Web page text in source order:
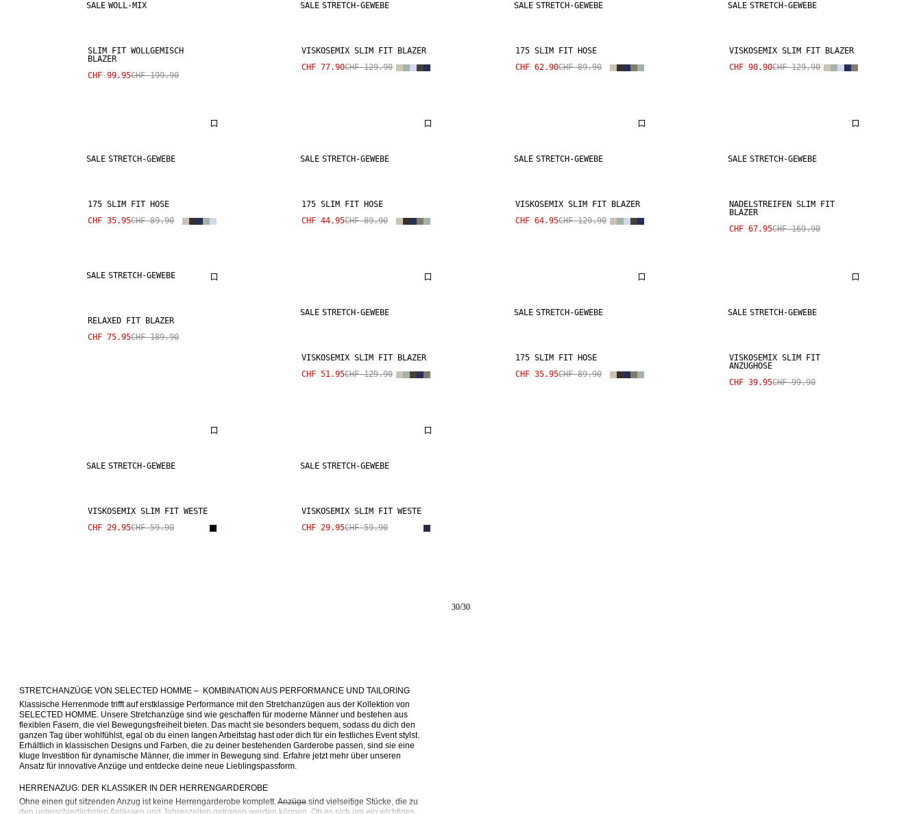
SALE WOLL-MIX
SLIM FIT WOLLGEMISCH
BLAZER
CHF 99.95CHF 199.90
SALE STRETCH-GEWEBE
VISKOSEMIX SLIM FIT BLAZER
CHF 77.90CHF 129.90
SALE STRETCH-GEWEBE
175 SLIM FIT HOSE
CHF 62.90CHF 89.90
SALE STRETCH-GEWEBE
VISKOSEMIX SLIM FIT BLAZER
CHF 90.90CHF 129.90
SALE STRETCH-GEWEBE
175 SLIM FIT HOSE
CHF 35.95CHF 89.90
SALE STRETCH-GEWEBE
175 SLIM FIT HOSE
CHF 44.95CHF 89.90
SALE STRETCH-GEWEBE
VISKOSEMIX SLIM FIT BLAZER
CHF 64.95CHF 129.90
SALE STRETCH-GEWEBE
NADELSTREIFEN SLIM FIT
BLAZER
CHF 67.95CHF 169.90
SALE STRETCH-GEWEBE
RELAXED FIT BLAZER
CHF 75.95CHF 189.90
SALE STRETCH-GEWEBE
VISKOSEMIX SLIM FIT BLAZER
CHF 51.95CHF 129.90
SALE STRETCH-GEWEBE
175 SLIM FIT HOSE
CHF 35.95CHF 89.90
SALE STRETCH-GEWEBE
VISKOSEMIX SLIM FIT
ANZUGHOSE
CHF 39.95CHF 99.90
SALE STRETCH-GEWEBE
VISKOSEMIX SLIM FIT WESTE
CHF 29.95CHF 59.90
SALE STRETCH-GEWEBE
VISKOSEMIX SLIM FIT WESTE
CHF 29.95CHF 59.90
30/30
STRETCHANZÜGE VON SELECTED HOMME –  KOMBINATION AUS PERFORMANCE UND TAILORING
Klassische Herrenmode trifft auf erstklassige Performance mit den Stretchanzügen aus der Kollektion von
SELECTED HOMME. Unsere Stretchanzüge sind wie geschaffen für moderne Männer und bestehen aus
flexiblen Fasern, die viel Bewegungsfreiheit bieten. Das macht sie besonders bequem, sodass du dich den
ganzen Tag über wohlfühlst, egal ob du einen langen Arbeitstag hast oder dich für ein festliches Event stylst.
Erhältlich in klassischen Designs und Farben, die zu deiner bestehenden Garderobe passen, sind sie eine
kluge Investition für dynamische Männer, die immer in Bewegung sind. Erfahre jetzt mehr über unseren
Ansatz für innovative Anzüge und entdecke deine neue Lieblingspassform.
HERRENAZUG: DER KLASSIKER IN DER HERRENGARDEROBE
Ohne einen gut sitzenden Anzug ist keine Herrengarderobe komplett. Anzüge sind vielseitige Stücke, die zu
den unterschiedlichsten Anlässen und Jahreszeiten getragen werden können. Ob es sich um ein wichtiges